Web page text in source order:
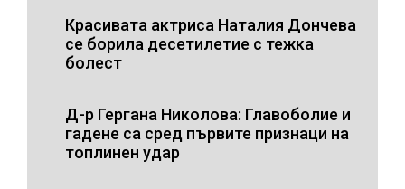
Красивата актриса Наталия Дончева
се борила десетилетие с тежка
болест
Д-р Гергана Николова: Главоболие и
гадене са сред първите признаци на
топлинен удар